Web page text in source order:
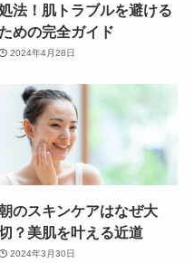
法！肌トラブルを避ける
ための完全ガイド
2024年4月28日
のスキンケアはなぜ大
？美肌を叶える近道
2024年3月30日